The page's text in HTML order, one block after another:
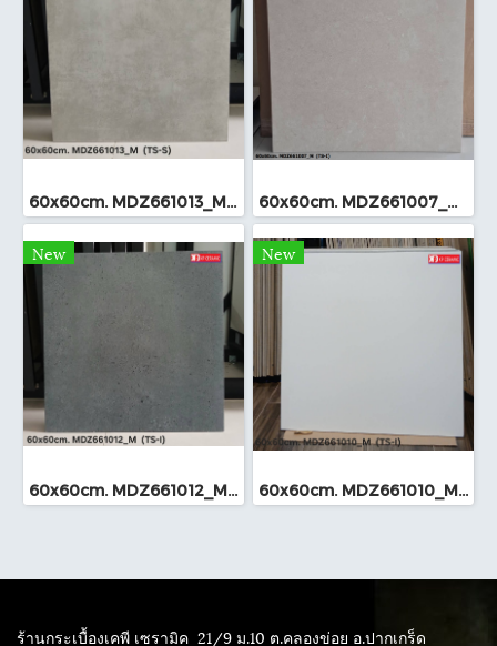
60x60cm. MDZ661013_M (TS-I) 60x60cm. MDZ661007_M (TS-I)
New
60x60cm. MDZ661012_M (TS-I)
New
60x60cm. MDZ661010_M (TS-I)
ร้านกระเบื้องเคพี เซรามิค 21/9 ม.10 ต.คลองข่อย อ.ปากเกร็ด